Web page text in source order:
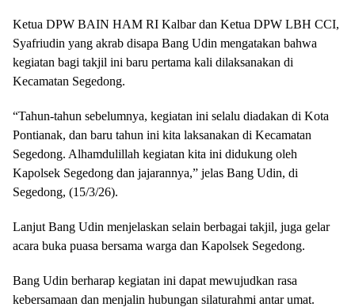
Ketua DPW BAIN HAM RI Kalbar dan Ketua DPW LBH CCI,
Syafriudin yang akrab disapa Bang Udin mengatakan bahwa
kegiatan bagi takjil ini baru pertama kali dilaksanakan di
Kecamatan Segedong.
“Tahun-tahun sebelumnya, kegiatan ini selalu diadakan di Kota
Pontianak, dan baru tahun ini kita laksanakan di Kecamatan
Segedong. Alhamdulillah kegiatan kita ini didukung oleh
Kapolsek Segedong dan jajarannya,” jelas Bang Udin, di
Segedong, (15/3/26).
Lanjut Bang Udin menjelaskan selain berbagai takjil, juga gelar
acara buka puasa bersama warga dan Kapolsek Segedong.
Bang Udin berharap kegiatan ini dapat mewujudkan rasa
kebersamaan dan menjalin hubungan silaturahmi antar umat.